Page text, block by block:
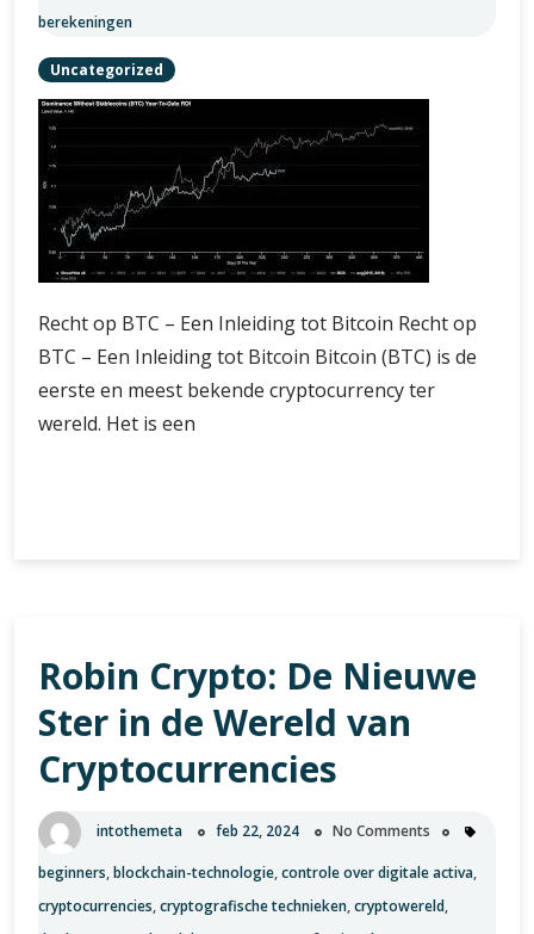
berekeningen
Uncategorized
Recht op BTC – Een Inleiding tot Bitcoin Recht op
BTC – Een Inleiding tot Bitcoin Bitcoin (BTC) is de
eerste en meest bekende cryptocurrency ter
wereld. Het is een
BTC:
Een
Diepgaande
op
Robin Crypto: De Nieuwe
Ster in de Wereld van
Cryptocurrencies
intothemeta feb 22, 2024 No Comments
beginners,blockchain-technologie,controle over digitale activa,
cryptocurrencies,cryptografische technieken,cryptowereld,